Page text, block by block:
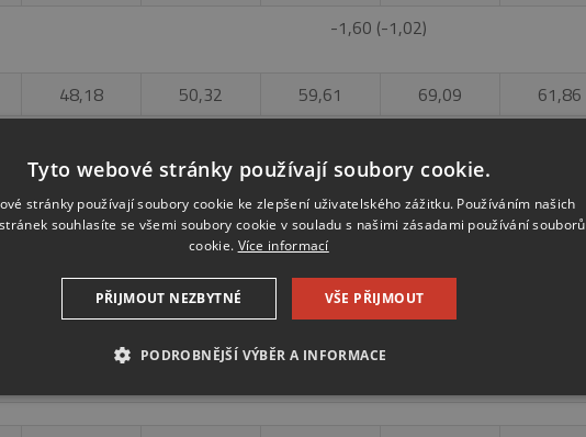
-1,60 (-1,02)
48,18 50,32 59,61 69,09 61,86
41,59 46,4 57,24 67,07 60,12
26,32 30,73 39,21 43,33
-8,93 (-5,68)
Tyto webové stránky používají soubory cookie.
stránky používají soubory cookie ke zlepšení uživatelského zážitku. Používáním našich
souhlasíte se všemi soubory cookie v souladu s našimi zásadami používání souborů
cookie. Více informací
VŠE PŘIJMOUT
PŘIJMOUT NEZBYTNÉ
PODROBNĚJŠÍ VÝBĚR A INFORMACE
SOUBORY VÝKONOVÉ SOUBORY SOUBORY CÍLENÍ